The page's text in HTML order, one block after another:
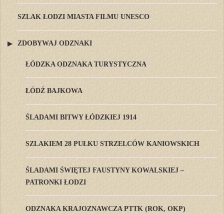
SZLAK ŁODZI MIASTA FILMU UNESCO
ZDOBYWAJ ODZNAKI
ŁÓDZKA ODZNAKA TURYSTYCZNA
ŁÓDŹ BAJKOWA
ŚLADAMI BITWY ŁÓDZKIEJ 1914
SZLAKIEM 28 PUŁKU STRZELCÓW KANIOWSKICH
ŚLADAMI ŚWIĘTEJ FAUSTYNY KOWALSKIEJ –
PATRONKI ŁODZI
ODZNAKA KRAJOZNAWCZA PTTK (ROK, OKP)